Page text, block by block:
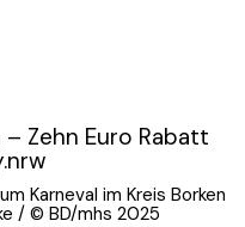
Karneval im Kreis Borken
/ © BD/mhs 2025